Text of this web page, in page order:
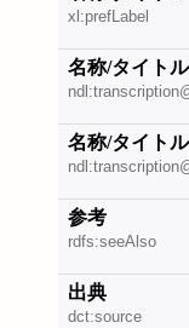
xl:prefLabel
名称/タイト
名称/タイト
参考
rdfs:seeAlso
出典
dct:source